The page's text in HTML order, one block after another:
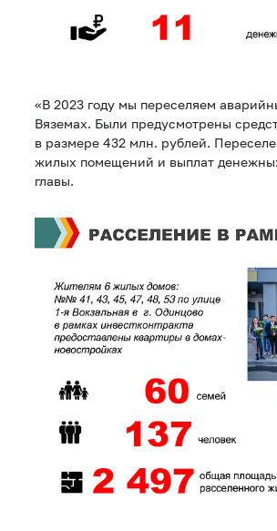
«В 2023 году мы переселяем
Вяземах. Были предусмотрены
в размере 432 млн. рублей.
жилых помещений и выплат
главы.